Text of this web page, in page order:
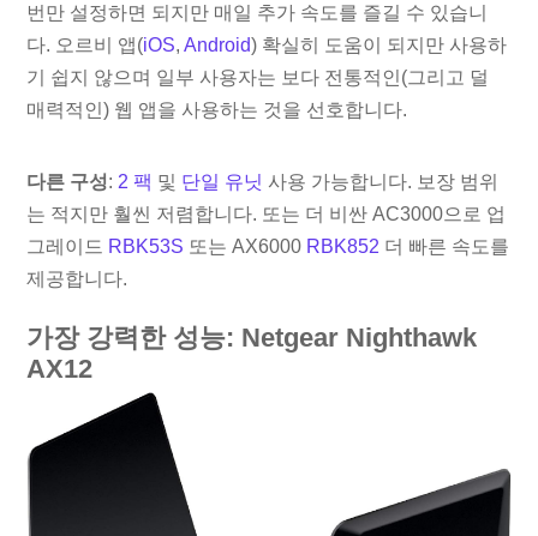
번만 설정하면 되지만 매일 추가 속도를 즐길 수 있습니
다. 오르비 앱(iOS,Android) 확실히 도움이 되지만 사용하
기 쉽지 않으며 일부 사용자는 보다 전통적인(그리고 덜
매력적인) 웹 앱을 사용하는 것을 선호합니다.
다른 구성: 2 팩 및 단일 유닛 사용 가능합니다. 보장 범위
는 적지만 훨씬 저렴합니다. 또는 더 비싼 AC3000으로 업
그레이드 RBK53S 또는 AX6000 RBK852 더 빠른 속도를
제공합니다.
가장 강력한 성능: Netgear Nighthawk
AX12